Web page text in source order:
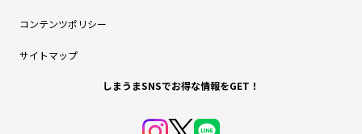
コンテンツポリシー
サイトマップ
しまうまSNSでお得な情報をGET！